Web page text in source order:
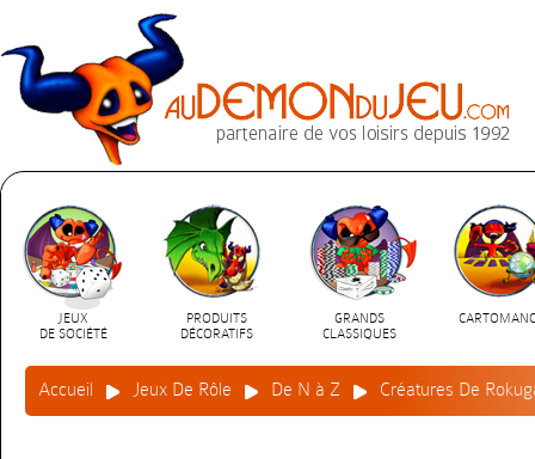
JEUX
DE SOCIÉTÉ
PRODUITS
DÉCORATIFS
GRANDS
CLASSIQUES
Accueil Jeux De Rôle De N à Z Créatures De